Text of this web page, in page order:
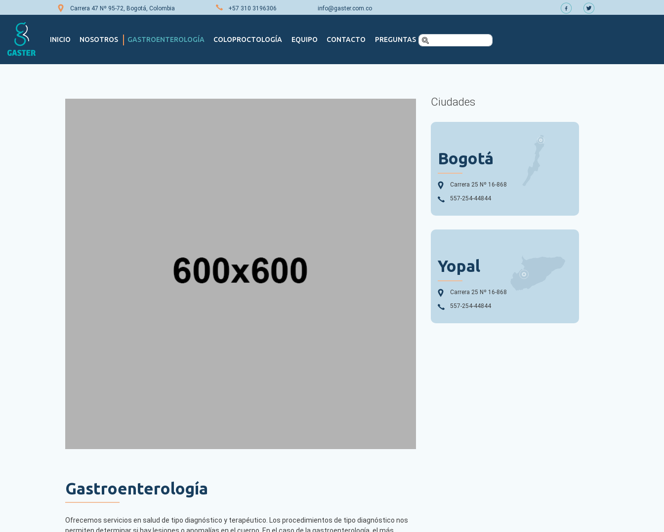
Pasar
al
principal
Carrera 47 Nº 95-72, Bogotá, Colombia +57 310 3196306 info@gaster.com.co
INICIO NOSOTROS GASTROENTEROLOGÍA COLOPROCTOLOGÍA EQUIPO CONTACTO PREGUNTAS
Gastroenterología
Ofrecemos servicios en salud de tipo diagnóstico y terapéutico. Los procedimientos de tipo diagnóstico nos
Ciudades
Bogotá
Carrera 25 Nº 16-868
557-254-44844
Yopal
Carrera 25 Nº 16-868
557-254-44844